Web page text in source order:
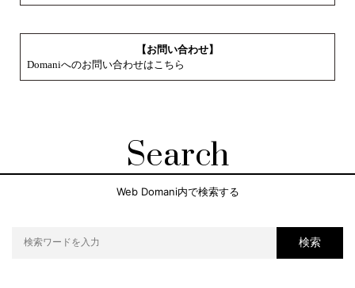
【お問い合わせ】
Domaniへのお問い合わせはこちら
Search
Web Domani内で検索する
検索